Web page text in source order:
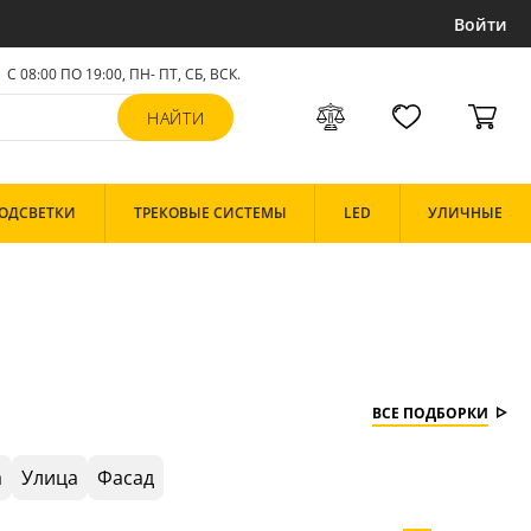
Войти
С 08:00 ПО 19:00, ПН- ПТ,СБ, ВСК.
ТРЕКОВЫЕ СИСТЕМЫ LED УЛИЧНЫЕ
ВСЕ ПОДБОРКИ
Улица Фасад